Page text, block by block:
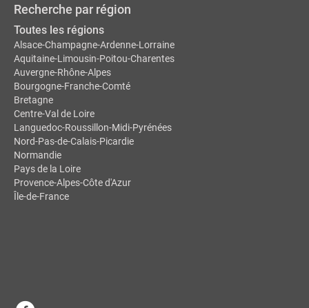
Recherche par région
Toutes les régions
Alsace-Champagne-Ardenne-Lorraine
Aquitaine-Limousin-Poitou-Charentes
Auvergne-Rhône-Alpes
Bourgogne-Franche-Comté
Bretagne
Centre-Val de Loire
Languedoc-Roussillon-Midi-Pyrénées
Nord-Pas-de-Calais-Picardie
Normandie
Pays de la Loire
Provence-Alpes-Côte d'Azur
Île-de-France